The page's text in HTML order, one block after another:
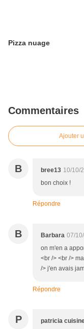
Pizza nuage
Commentaires
Ajouter
B bree13 10/10/
bon choix !
Répondre
B Barbara 07/
on m'en a
<br /> <br />
/> j'en avais
Répondre
P patricia